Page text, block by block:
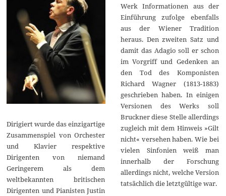
Dirigiert wurde das einzigartige
Zusammenspiel von Orchester
und Klavier respektive
Dirigenten von niemand
Geringerem als dem
weltbekannten britischen
Dirigenten und Pianisten Justin
Werk Informationen aus der
Einführung zufolge ebenfalls
aus der Wiener Tradition
heraus. Den zweiten Satz und
damit das Adagio soll er schon
im Vorgriff und Gedenken an
den Tod des Komponisten
Richard Wagner (1813-1883)
geschrieben haben. In einigen
Versionen des Werks soll
Bruckner diese Stelle allerdings
zugleich mit dem Hinweis »Gilt
nicht« versehen haben. Wie bei
vielen Sinfonien weiß man
innerhalb der Forschung
allerdings nicht, welche Version
tatsächlich die letztgültige war.